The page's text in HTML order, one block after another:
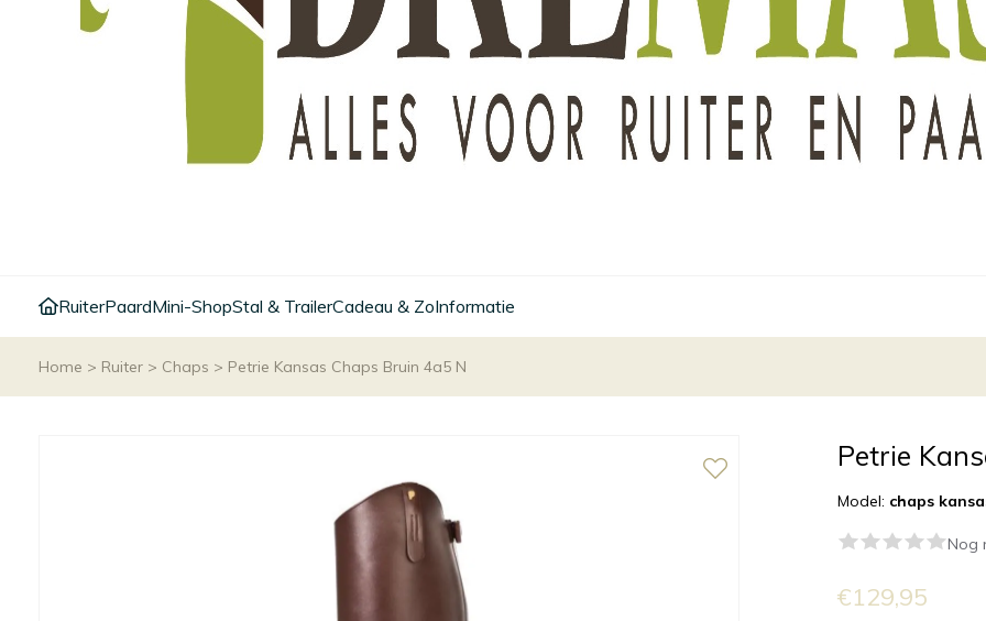
RuiterPaardMini-ShopStal & TrailerCadeau & ZoInformatie
Home > Ruiter > Chaps > Petrie Kansas Chaps Bruin 4a5 N
Petrie
Model: chaps
Nog
€129,95